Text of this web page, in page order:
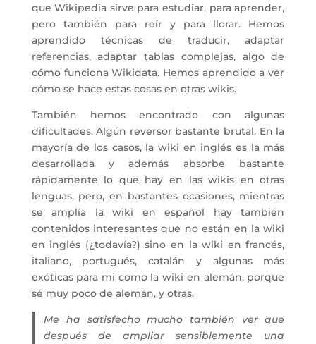
que Wikipedia sirve para estudiar, para aprender,
pero también para reír y para llorar. Hemos
aprendido técnicas de traducir, adaptar
referencias, adaptar tablas complejas, algo de
cómo funciona Wikidata. Hemos aprendido a ver
cómo se hace estas cosas en otras wikis.
También hemos encontrado con algunas
dificultades. Algún reversor bastante brutal. En la
mayoría de los casos, la wiki en inglés es la más
desarrollada y además absorbe bastante
rápidamente lo que hay en las wikis en otras
lenguas, pero, en bastantes ocasiones, mientras
se amplía la wiki en español hay también
contenidos interesantes que no están en la wiki
en inglés (¿todavía?) sino en la wiki en francés,
italiano, portugués, catalán y algunas más
exóticas para mi como la wiki en alemán, porque
sé muy poco de alemán, y otras.
Me ha satisfecho mucho también ver que
después de ampliar sensiblemente una